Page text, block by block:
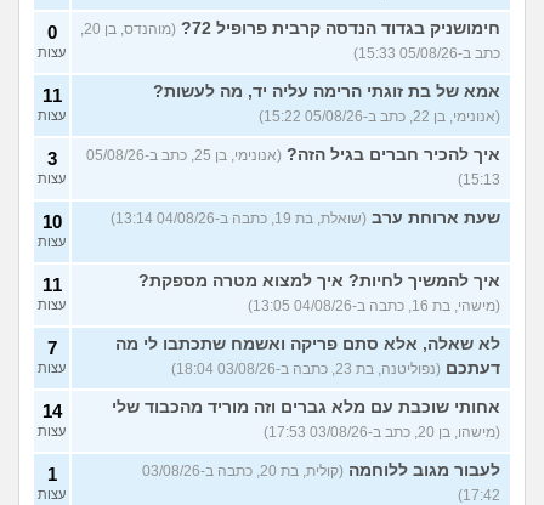
צלוליט בגיל הנעורים, מה
לעשות? (אנונימית, בת 16)
2
עצות
(מעיין, בן 14) 5
עצות
עוד שאלות חדשות במדור
חימושניק בגדוד הנדסה קרבית פרופיל 72?
(מוהנדס, בן 20,
כתב ב-05/08/26 15:33)
0
עצות
אמא של בת זוגתי הרימה עליה יד, מה לעשות?
(אנונימי, בן 22, כתב ב-05/08/26 15:22)
11
עצות
איך להכיר חברים בגיל הזה?
(אנונימי, בן 25, כתב ב-05/08/26
15:13)
3
עצות
שעת ארוחת ערב (שואלת, בת 19, כתבה ב-04/08/26 13:14) 10
עצות
איך להמשיך לחיות? איך למצוא מטרה מספקת?
(מישהי, בת 16, כתבה ב-04/08/26 13:05)
11
עצות
לא שאלה, אלא סתם פריקה ואשמח שתכתבו לי מה
דעתכם (נפוליטנה, בת 23, כתבה ב-03/08/26 18:04)
7
עצות
אחותי שוכבת עם מלא גברים וזה מוריד מהכבוד שלי
(מישהו, בן 20, כתב ב-03/08/26 17:53)
14
עצות
לעבור מגוב ללוחמה
(קולית, בת 20, כתבה ב-03/08/26
17:42)
1
עצות